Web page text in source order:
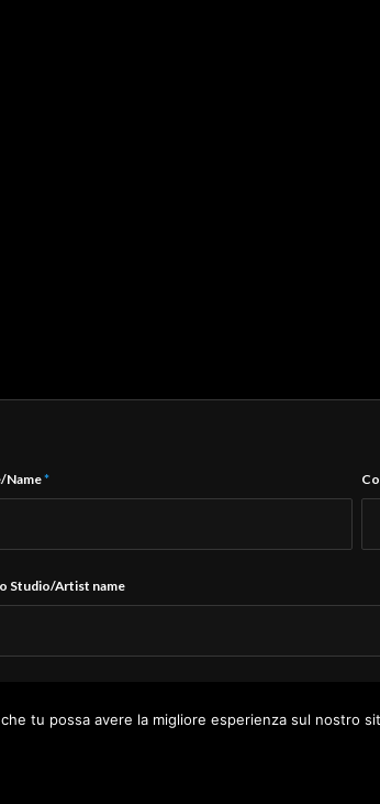
Name*
Studio/Artist name
tu possa avere la migliore esperienza sul nostro